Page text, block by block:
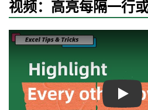
视频：高亮每隔一行
Play